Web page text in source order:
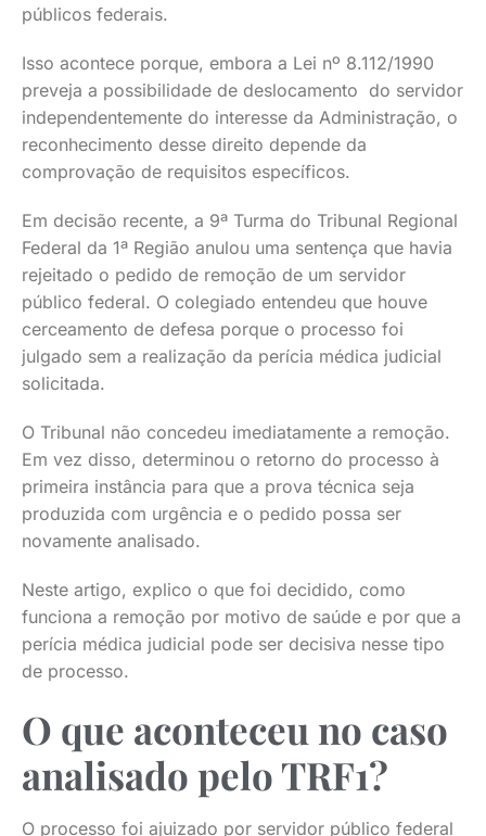
públicos federais.
Isso acontece porque, embora a Lei nº 8.112/1990
preveja a possibilidade de deslocamento do servidor
independentemente do interesse da Administração, o
reconhecimento desse direito depende da
comprovação de requisitos específicos.
Em decisão recente, a 9ª Turma do Tribunal Regional
Federal da 1ª Região anulou uma sentença que havia
rejeitado o pedido de remoção de um servidor
público federal. O colegiado entendeu que houve
cerceamento de defesa porque o processo foi
julgado sem a realização da perícia médica judicial
solicitada.
O Tribunal não concedeu imediatamente a remoção.
Em vez disso, determinou o retorno do processo à
primeira instância para que a prova técnica seja
produzida com urgência e o pedido possa ser
novamente analisado.
Neste artigo, explico o que foi decidido, como
funciona a remoção por motivo de saúde e por que a
perícia médica judicial pode ser decisiva nesse tipo
de processo.
O que aconteceu no caso
analisado pelo TRF1?
O processo foi ajuizado por servidor público federal